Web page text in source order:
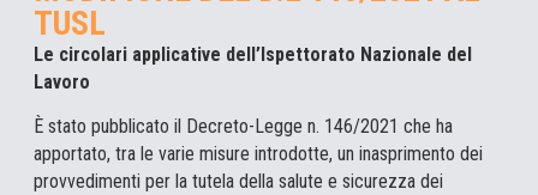
TUSL
Le circolari applicative dell’Ispettorato Nazionale del
Lavoro
È stato pubblicato il Decreto-Legge n. 146/2021 che ha
apportato, tra le varie misure introdotte, un inasprimento dei
provvedimenti per la tutela della salute e sicurezza dei